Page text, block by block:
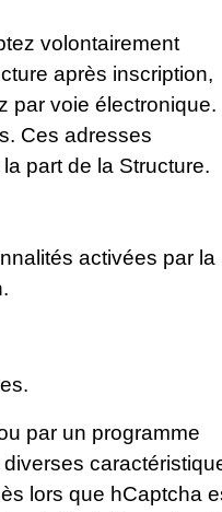
volontairement
après inscription,
par voie électronique.
Ces adresses
part de la Structure.
activées par la
par un programme
lors que hCaptcha